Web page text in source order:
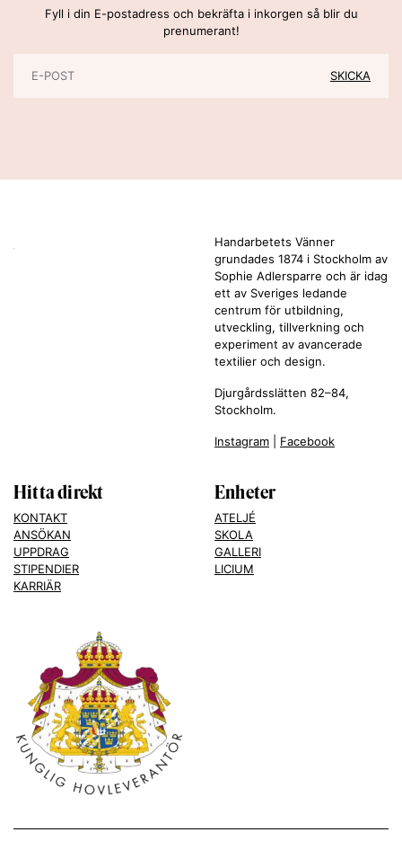
Fyll i din E-postadress och bekräfta i inkorgen så blir du
prenumerant!
Handarbetets Vänner
grundades 1874 i Stockholm av
Sophie Adlersparre och är idag
ett av Sveriges ledande
centrum för utbildning,
utveckling, tillverkning och
experiment av avancerade
textilier och design.
Djurgårdsslätten 82–84,
Stockholm.
Instagram Facebook
Hitta direkt
KONTAKT
ANSÖKAN
UPPDRAG
STIPENDIER
KARRIÄR
Enheter
ATELJÉ
SKOLA
GALLERI
LICIUM